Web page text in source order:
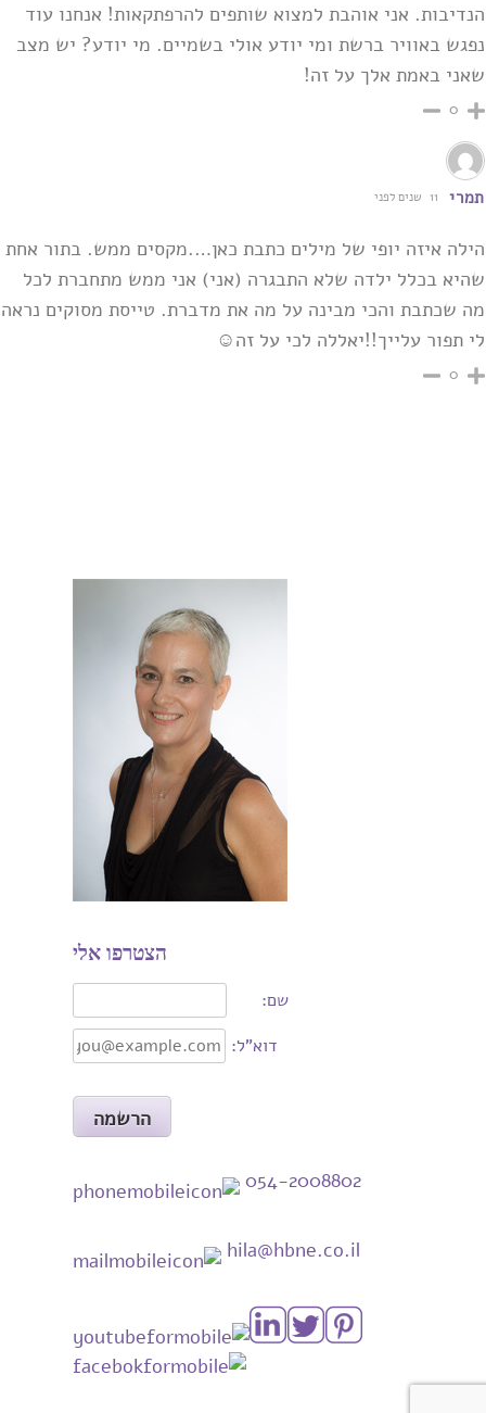
הנדיבות. אני אוהבת למצוא שותפים להרפתקאות! אנחנו עוד
נפגש באוויר ‏ברשת ומי יודע אולי בשמיים. מי יודע? יש מצב
שאני באמת אלך על זה‎!‎
0
תמרי 11 שנים לפני
הילה איזה יופי של מילים כתבת כאן….מקסים ממש. בתור אחת
שהיא בכלל ילדה שלא התבגרה (אני) אני ממש מתחברת לכל
מה שכתבת והכי מבינה על מה את מדברת. טייסת מסוקים נראה
לי תפור עלייך!!יאללה לכי על זה☺
0
הצטרפו אלי
שם:
דוא"ל:
054-2008802
hila@hbne.co.il